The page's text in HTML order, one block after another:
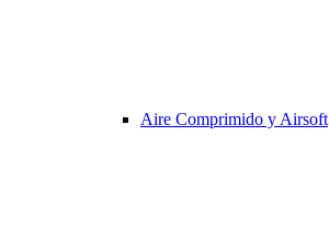
Aire Comprimido y Airsoft